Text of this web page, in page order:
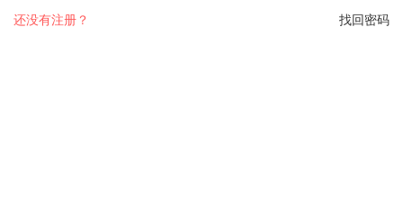
找回密码
还没有注册？